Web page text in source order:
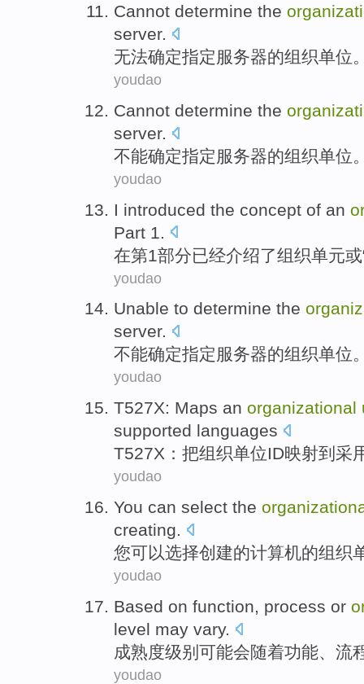
Cannot determine the
server.
无法确定指定服务器的组织单位
youdao
Cannot determine the
server.
不能确定指定服务器的组织单位
youdao
I introduced the concept of an
Part 1.
在第1部分已经介绍了组织单元或
youdao
Unable to determine the
server.
不能确定指定服务器的组织单位
youdao
T527X: Maps an organizational
supported languages
T527X ：把组织单位ID映射到 采
youdao
You can select the
creating.
您可以选择创建的计算机的组织
youdao
Based on function, process or
level may vary.
成熟度级别 可能会随着功能、 流
youdao